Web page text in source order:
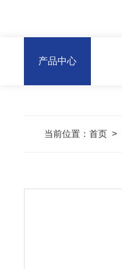
产品中心
当前位置：首页 >